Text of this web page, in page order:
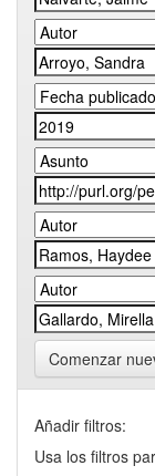
Comenzar
Añadir filtros:
Usa los filtros